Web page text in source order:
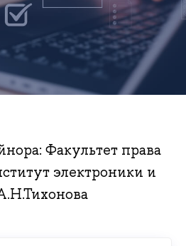
Факультет права
электроники и